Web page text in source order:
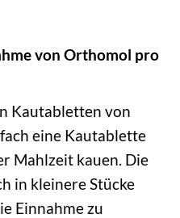
von Orthomol pro
Kautabletten von
eine Kautablette
Mahlzeit kauen. Die
in kleinere Stücke
Einnahme zu